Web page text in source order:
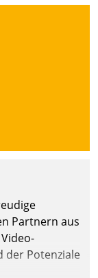
Partnern aus
der Potenziale